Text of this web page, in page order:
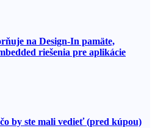
na Design-In pamäte,
riešenia pre aplikácie
by ste mali vedieť (pred kúpou)